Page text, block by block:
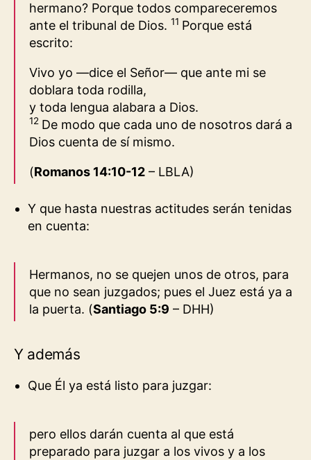
hermano? Porque todos compareceremos
ante el tribunal de Dios. 11 Porque está
escrito:
Vivo yo —dice el Señor— que ante mi se
doblara toda rodilla,
y toda lengua alabara a Dios.
12 De modo que cada uno de nosotros dará a
Dios cuenta de sí mismo.
(Romanos 14:10-12 – LBLA)
Y que hasta nuestras actitudes serán tenidas
en cuenta:
Hermanos, no se quejen unos de otros, para
que no sean juzgados; pues el Juez está ya a
la puerta. (Santiago 5:9 – DHH)
Y además
Que Él ya está listo para juzgar:
pero ellos darán cuenta al que está
preparado para juzgar a los vivos y a los